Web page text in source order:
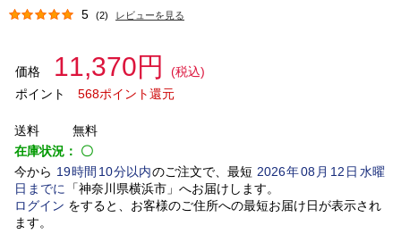
5 (2) レビューを見る
価格 11,370円
(税込)
ポイント
568ポイント還元
送料
無料
在庫状況： 〇
今から 19時間 10分以内のご注文で、最短 2026年08 月 12 日水曜
日 までに 「神奈川県横浜市」 へお届けします。
ログイン をすると、お客様のご住所への最短お届け日が表示され
ます。